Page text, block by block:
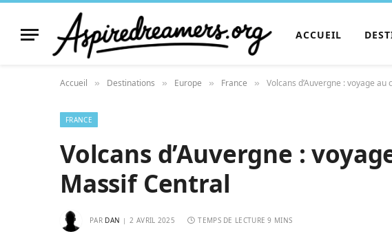
ACCUEIL
Accueil » Destinations » Europe » France » Volcans d’Auvergne : voyage
FRANCE
Volcans d’Auvergne :
Massif Central
PAR DAN 2 AVRIL 2025 TEMPS DE LECTURE 9 MINS